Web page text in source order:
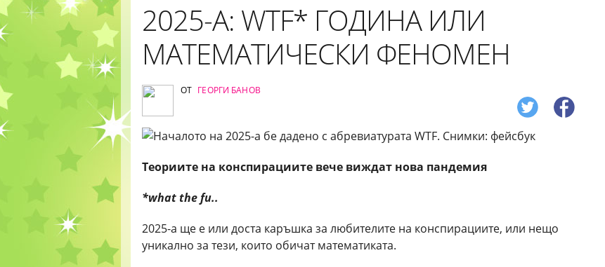
2025-А: WTF* ГОДИНА ИЛИ
МАТЕМАТИЧЕСКИ ФЕНОМЕН
ОТ ГЕОРГИ БАНОВ
Теориите на конспирациите вече виждат нова пандемия
*what the fu..
2025-а ще е или доста каръшка за любителите на конспирациите, или нещо
уникално за тези, които обичат математиката.